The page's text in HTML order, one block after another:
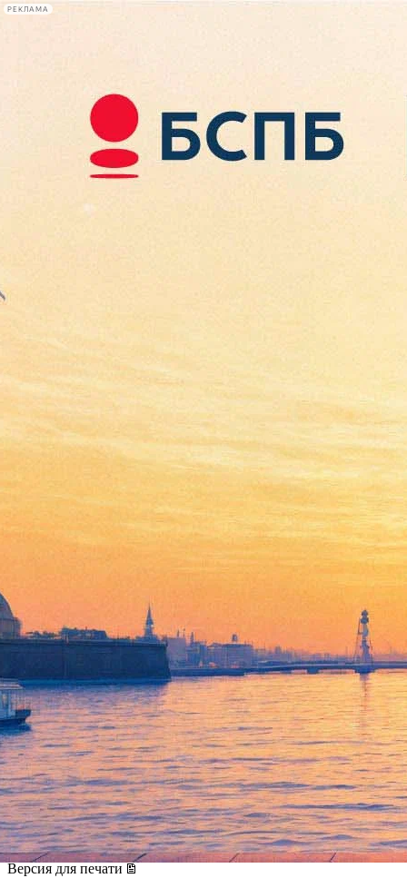
РЕКЛАМА
Сегодня:
2026.08.09
15:17
Афиша Plus
«Дети Picasso» отпразднуют
15-летие и представят новый
альбом на сцене "Эрарты"
29 октября 2015, четверг,20.00
Версия для печати